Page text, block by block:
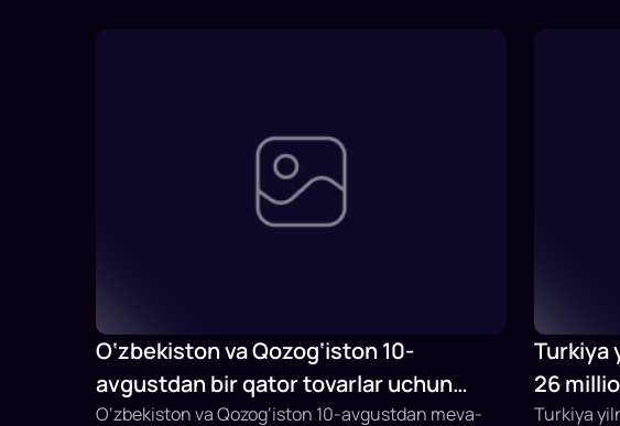
O‘zbekiston va Qozog‘iston 10-
avgustdan bir qator tovarlar uchun
savdodagi to‘siqlarni bekor qiladi
O‘zbekiston va Qozog‘iston 10-avgustdan meva-
Turkiya
26
Turkiya